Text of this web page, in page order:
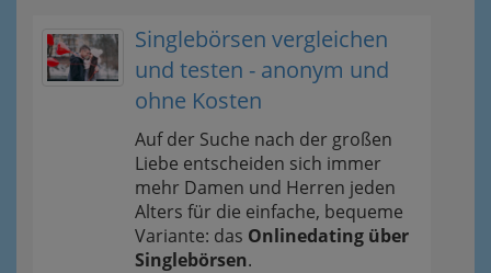
Singlebörsen vergleichen
und testen - anonym und
ohne Kosten
Auf der Suche nach der großen
Liebe entscheiden sich immer
mehr Damen und Herren jeden
Alters für die einfache, bequeme
Variante: das Onlinedating über
Singlebörsen.